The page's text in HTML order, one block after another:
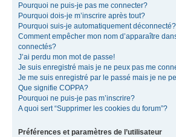
Pourquoi ne puis-je pas me connecter?
Pourquoi dois-je m’inscrire après tout?
Pourquoi suis-je automatiquement déconnecté?
Comment empêcher mon nom d’apparaître
connectés?
J’ai perdu mon mot de passe!
Je suis enregistré mais je ne peux pas me
Je me suis enregistré par le passé mais je ne
Que signifie COPPA?
Pourquoi ne puis-je pas m’inscrire?
A quoi sert “Supprimer les cookies du forum”?
Préférences et paramètres de l’utilisateur